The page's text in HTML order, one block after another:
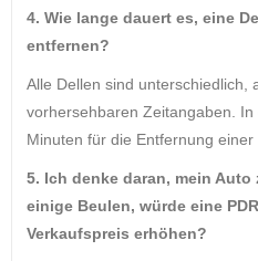
4. Wie lange dauert es, eine
entfernen?
Alle Dellen sind unterschiedlich,
vorhersehbaren Zeitangaben.
Minuten für die Entfernung einer
5. Ich denke daran, mein
einige Beulen, würde eine
Verkaufspreis erhöhen?